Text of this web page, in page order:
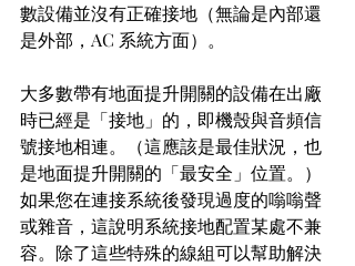
數設備並沒有正確接地（無論是內部還
是外部，AC 系統方面）。
大多數帶有地面提升開關的設備在出廠
時已經是「接地」的，即機殼與音頻信
號接地相連。（這應該是最佳狀況，也
是地面提升開關的「最安全」位置。）
如果您在連接系統後發現過度的嗡嗡聲
或雜音，這說明系統接地配置某處不兼
容。除了這些特殊的線組可以幫助解決